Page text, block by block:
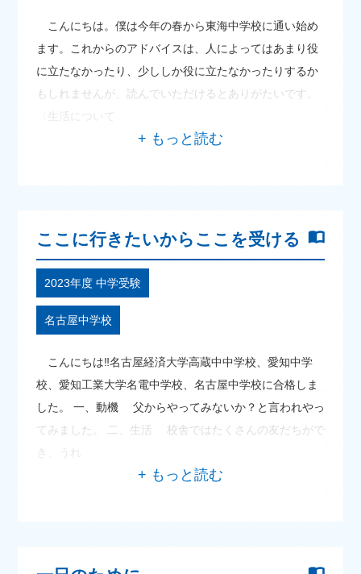
こんにちは。僕は今年の春から東海中学校に通い始め
ます。これからのアドバイスは、人によってはあまり役
に立たなかったり、少ししか役に立たなかったりするか
もしれませんが、読んでいただけるとありがたいです。
〈生活について
ここに行きたいからここを受ける
2023年度 中学受験
名古屋中学校
こんにちは‼名古屋経済大学高蔵中中学校、愛知中学
校、愛知工業大学名電中学校、名古屋中学校に合格しま
した。 一、動機 父からやってみないか？と言われやっ
てみました。 二、生活 校舎ではたくさんの友だちがで